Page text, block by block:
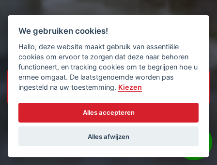
We gebruiken cookies!
Hallo, deze website maakt gebruik van essentiële
cookies om ervoor te zorgen dat deze naar behoren
functioneert, en tracking cookies om te begrijpen hoe u
ermee omgaat. De laatstgenoemde worden pas
ingesteld na uw toestemming. Kiezen
Alles accepteren
Alles afwijzen